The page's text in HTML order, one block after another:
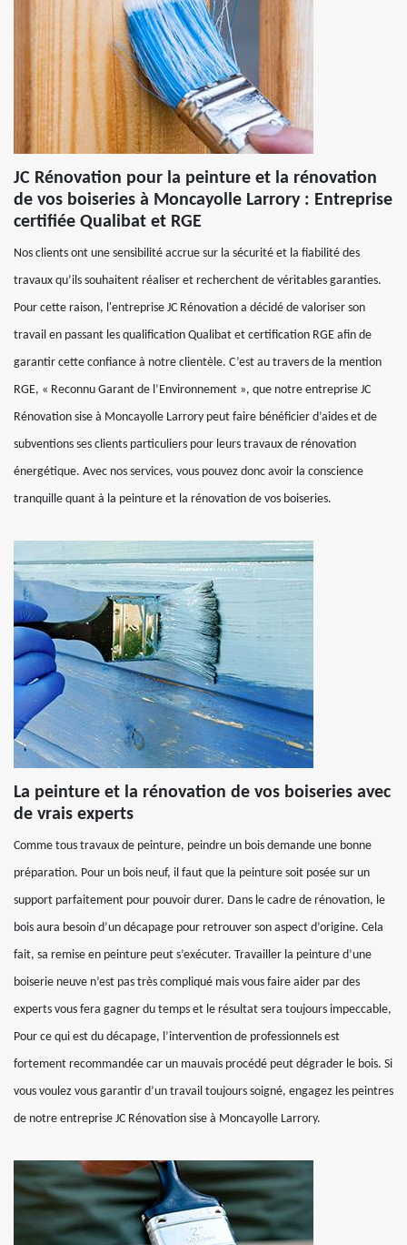
JC Rénovation pour la peinture et la rénovation
de vos boiseries à Moncayolle Larrory : Entreprise
certifiée Qualibat et RGE
Nos clients ont une sensibilité accrue sur la sécurité et la fiabilité des
travaux qu’ils souhaitent réaliser et recherchent de véritables garanties.
Pour cette raison, l'entreprise JC Rénovation a décidé de valoriser son
travail en passant les qualification Qualibat et certification RGE afin de
garantir cette confiance à notre clientèle. C’est au travers de la mention
RGE, « Reconnu Garant de l’Environnement », que notre entreprise JC
Rénovation sise à Moncayolle Larrory peut faire bénéficier d’aides et de
subventions ses clients particuliers pour leurs travaux de rénovation
énergétique. Avec nos services, vous pouvez donc avoir la conscience
tranquille quant à la peinture et la rénovation de vos boiseries.
La peinture et la rénovation de vos boiseries avec
de vrais experts
Comme tous travaux de peinture, peindre un bois demande une bonne
préparation. Pour un bois neuf, il faut que la peinture soit posée sur un
support parfaitement pour pouvoir durer. Dans le cadre de rénovation, le
bois aura besoin d’un décapage pour retrouver son aspect d’origine. Cela
fait, sa remise en peinture peut s’exécuter. Travailler la peinture d’une
boiserie neuve n’est pas très compliqué mais vous faire aider par des
experts vous fera gagner du temps et le résultat sera toujours impeccable,
Pour ce qui est du décapage, l’intervention de professionnels est
fortement recommandée car un mauvais procédé peut dégrader le bois. Si
vous voulez vous garantir d’un travail toujours soigné, engagez les peintres
de notre entreprise JC Rénovation sise à Moncayolle Larrory.